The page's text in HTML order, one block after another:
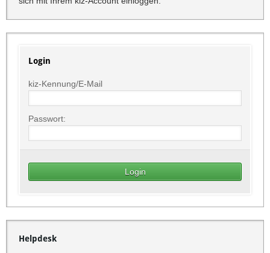
Login
kiz-Kennung/E-Mail
Passwort:
Helpdesk